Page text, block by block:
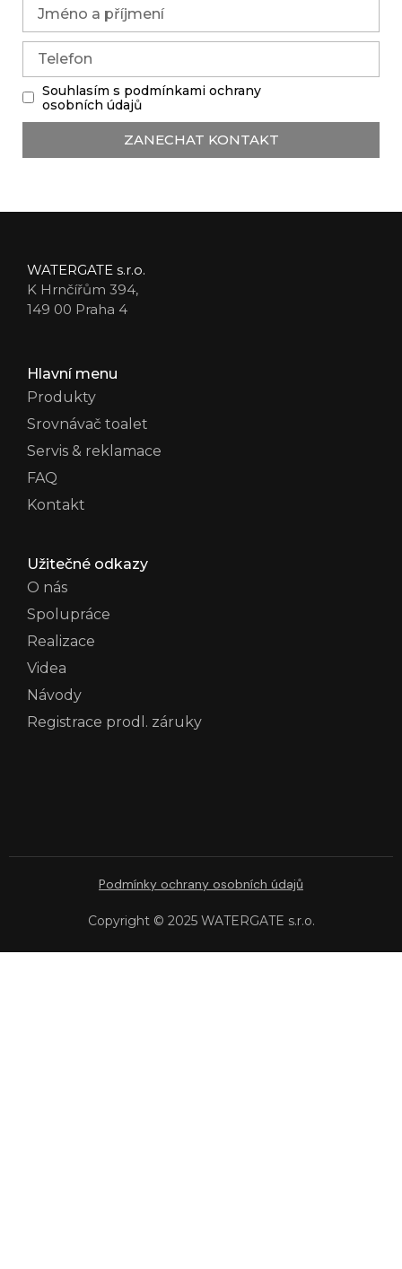
Souhlasím s podmínkami ochrany
osobních údajů
ZANECHAT KONTAKT
WATERGATE s.r.o.
K Hrnčířům 394,
149 00 Praha 4
Hlavní menu
Produkty
Srovnávač toalet
Servis & reklamace
FAQ
Kontakt
Užitečné odkazy
O nás
Spolupráce
Realizace
Videa
Návody
Registrace prodl. záruky
Copyright © 2025 WATERGATE s.r.o.
Podmínky ochrany osobních údajů